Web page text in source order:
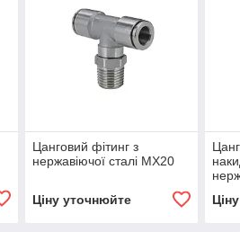
Цанговий фітинг з
нержавіючої сталі MX20
Ціну уточнюйте